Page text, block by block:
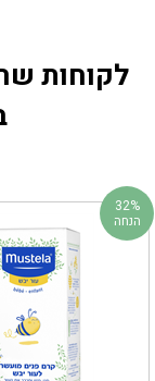
לקוחות
32%
הנחה